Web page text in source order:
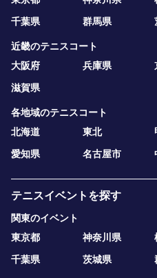
千葉県
群馬県
近畿のテニスコート
大阪府
兵庫県
滋賀県
各地域のテニスコート
北海道
東北
愛知県
名古屋市
テニスイベントを探す
関東のイベント
東京都
神奈川県
千葉県
茨城県